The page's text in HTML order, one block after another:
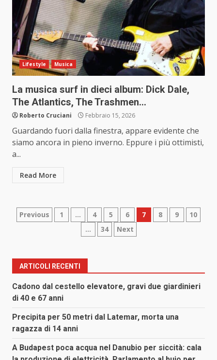
Lifestyle Musica
La musica surf in dieci album: Dick Dale,
The Atlantics, The Trashmen…
Roberto Cruciani Febbraio 15, 2026
Guardando fuori dalla finestra, appare evidente che
siamo ancora in pieno inverno. Eppure i più ottimisti,
a...
Read More
Paginazione
articoli
Previous 1 … 4 5 6 7 8 9
10
…
34 Next
ARTICOLI RECENTI
Cadono dal cestello elevatore, gravi due giardinieri
di 40 e 67 anni
Precipita per 50 metri dal Latemar, morta una
ragazza di 14 anni
A Budapest poca acqua nel Danubio per siccità: cala